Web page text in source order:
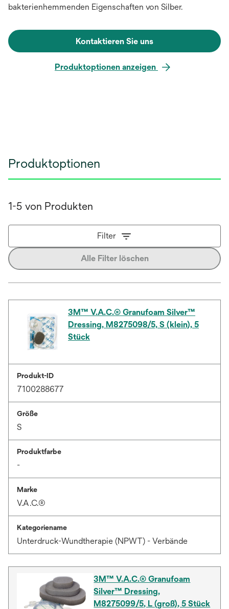
bakterienhemmenden Eigenschaften von Silber.
Kontaktieren Sie uns
Produktoptionen anzeigen
Produktoptionen
1-5 von Produkten
Filter
Alle Filter löschen
3M™ V.A.C.® Granufoam Silver™
Dressing, M8275098/5, S (klein), 5
Stück
Produkt-ID
7100288677
Größe
S
Produktfarbe
-
Marke
V.A.C.®
Kategoriename
Unterdruck-Wundtherapie (NPWT) - Verbände
3M™ V.A.C.® Granufoam
Silver™ Dressing,
M8275099/5, L (groß), 5 Stück